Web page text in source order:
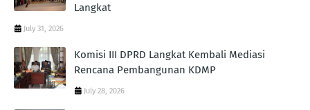
Langkat
July 31, 2026
Komisi III DPRD Langkat Kembali Mediasi
Rencana Pembangunan KDMP
July 28, 2026